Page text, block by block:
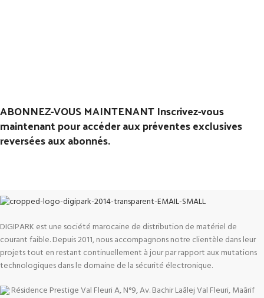
ABONNEZ-VOUS MAINTENANT Inscrivez-vous
maintenant pour accéder aux préventes exclusives
reversées aux abonnés.
DIGIPARK est une société marocaine de distribution de matériel de
courant faible. Depuis 2011, nous accompagnons notre clientèle dans leur
projets tout en restant continuellement à jour par rapport aux mutations
technologiques dans le domaine de la sécurité électronique.
Résidence Prestige Val Fleuri A, N°9, Av. Bachir Laâlej Val Fleuri, Maârif